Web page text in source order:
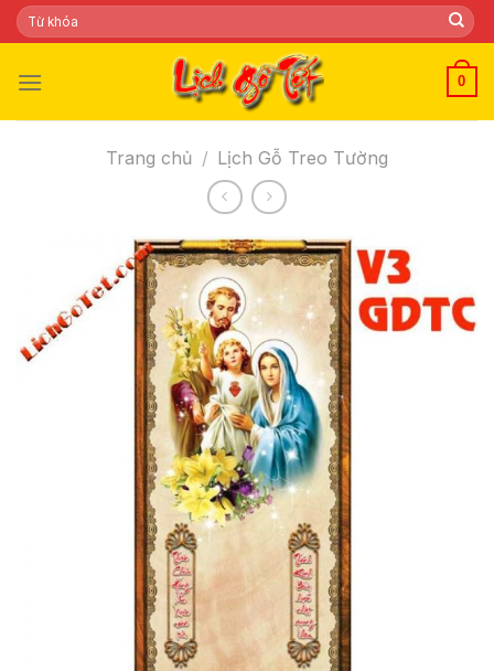
Skip
to
Tìm
kiếm:
0
Trang chủ / Lịch Gỗ Treo Tường